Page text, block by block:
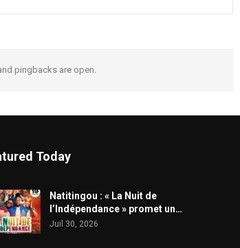
pingbacks are open.
Today
​Natitingou : « La Nuit de
l’Indépendance » promet un…
Juil 30, 2026